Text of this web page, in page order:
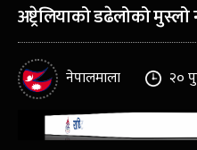
अष्ट्रेलियाको डढेलोको
नेपालमाला २०